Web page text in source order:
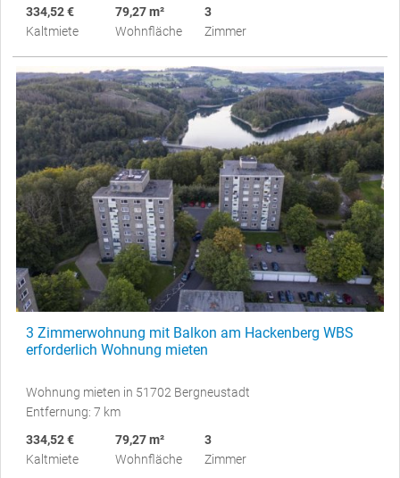
334,52 €
Kaltmiete
79,27 m²
Wohnfläche
3
Zimmer
3 Zimmerwohnung mit Balkon am Hackenberg WBS
erforderlich Wohnung mieten
Wohnung mieten in 51702 Bergneustadt
Entfernung: 7 km
334,52 €
Kaltmiete
79,27 m²
Wohnfläche
3
Zimmer